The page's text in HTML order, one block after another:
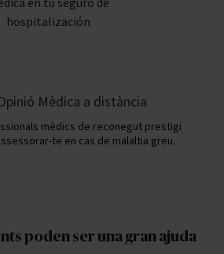
Mèdica a distància
mèdics de reconegut prestigi
te en cas de malaltia greu.
poden ser una gran ajuda